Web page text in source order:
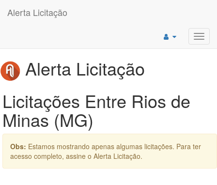
Alerta Licitação
Alerta Licitação
Licitações Entre Rios de
Minas (MG)
Obs: Estamos mostrando apenas algumas licitações. Para ter
acesso completo, assine o Alerta Licitação.